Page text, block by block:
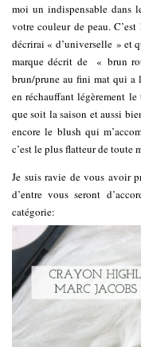
moi un indispensable dans
votre couleur de peau.
décrirai « d’universelle » et
marque décrit de « brun
brun/prune au fini mat qui a
en réchauffant légèrement
que soit la saison et aussi
encore le blush qui
c’est le plus flatteur de toute
Je suis ravie de vous avoir
d’entre vous seront
catégorie: